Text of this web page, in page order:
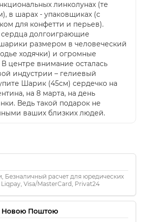
линколунах (те
в шарах - упаковщиках (с
для конфетти и перьев).
долгоиграющие
размером в человеческий
ходячки) и огромные
центре внимание осталась
индустрии – гелиевый
Шарик (45см) сердечко на
на 8 марта, на день
Ведь такой подарок не
ваших близких людей.
Безналичный расчет для юредических
Visa/MasterCard, Privat24
Новою Поштою